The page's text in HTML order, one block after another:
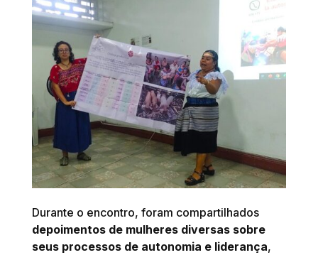
Durante o encontro, foram compartilhados
depoimentos de mulheres diversas sobre
seus processos de autonomia e liderança,